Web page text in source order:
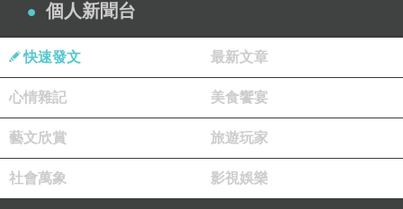
個人新聞台
快速發文 最新文章
心情雜記 美食饗宴
藝文欣賞 旅遊玩家
社會萬象 影視娛樂